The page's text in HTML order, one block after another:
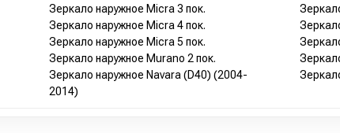
Зеркало наружное Micra 3 пок.
Зеркало наружное Micra 4 пок.
Зеркало наружное Micra 5 пок.
Зеркало наружное Murano 2 пок.
Зеркало наружное Navara (D40) (2004-
2014)